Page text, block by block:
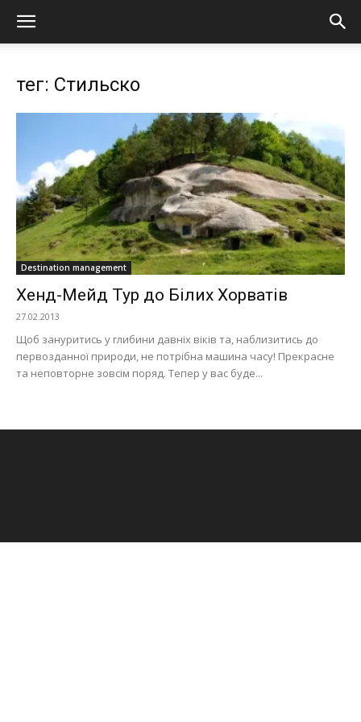
тег: Стильско
Destination management
Хенд-Мейд Тур до Білих Хорватів
27.02.2013
Щоб зануритись у глибини давніх віків та, наблизитись до
первозданної природи, не потрібна машина часу! Прекрасне
та неповторне зовсім поряд. Тепер у вас буде...